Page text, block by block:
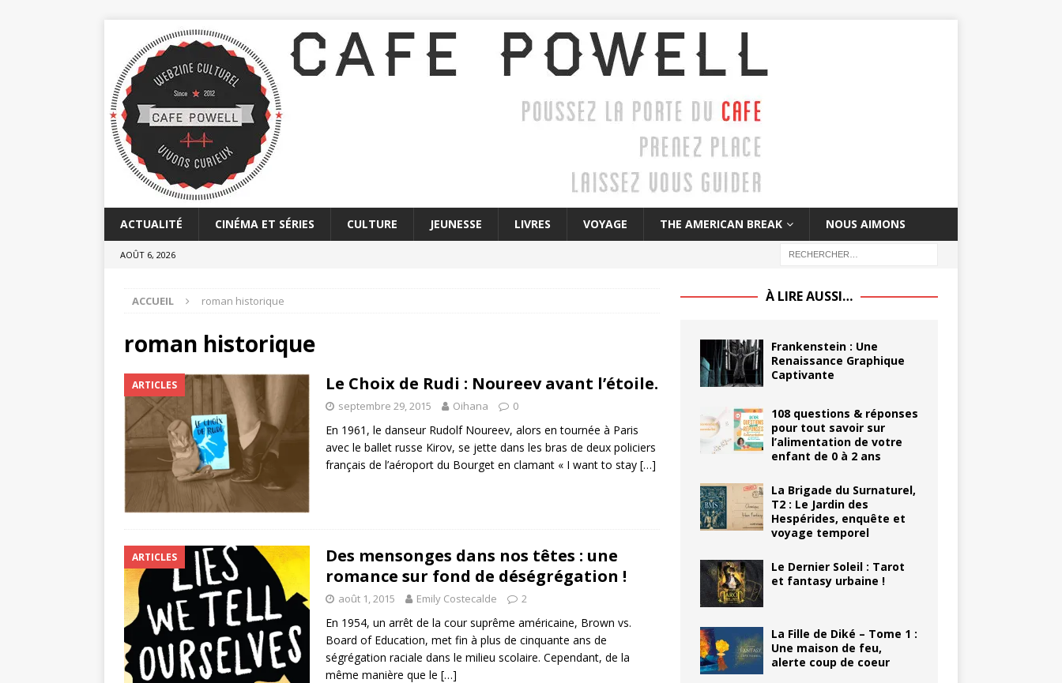
ACTUALITÉ CINÉMA ET SÉRIES CULTURE JEUNESSE LIVRES VOYAGE THE AMERICAN BREAK NOUS AIMONS
AOÛT 6, 2026
ACCUEIL roman historique
roman historique
ARTICLES Le Choix de Rudi : Noureev avant l’étoile.
septembre 29, 2015 Oihana 0
En 1961, le danseur Rudolf Noureev, alors en tournée à Paris
avec le ballet russe Kirov, se jette dans les bras de deux policiers
français de l’aéroport du Bourget en clamant « I want to stay […]
ARTICLES
Des mensonges dans nos têtes : une
romance sur fond de déségrégation !
août 1, 2015 Emily Costecalde 2
En 1954, un arrêt de la cour suprême américaine, Brown vs.
Board of Education, met fin à plus de cinquante ans de
ségrégation raciale dans le milieu scolaire. Cependant, de la
même manière que le […]
À LIRE AUSSI…
Frankenstein : Une
Renaissance Graphique
Captivante
108 questions & réponses
pour tout savoir sur
l’alimentation de votre
enfant de 0 à 2 ans
La Brigade du Surnaturel,
T2 : Le Jardin des
Hespérides, enquête et
voyage temporel
Le Dernier Soleil : Tarot
et fantasy urbaine !
La Fille de Diké – Tome 1 :
Une maison de feu,
alerte coup de coeur